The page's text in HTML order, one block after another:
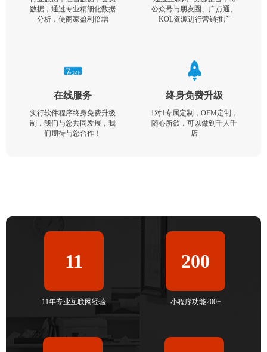
数据，通过专业精细化数据
分析，使商家盈利倍增
公众号与朋友圈、广点通、
KOL资源进行营销推广
在线服务
实行软件程序终身免费升级
制，我们与您共同发展，我
们期待与您合作！
终身免费升级
1对1专属定制，OEM定制，
随心所欲，可以做到千人千
店
11
11年专业互联网经验
200
小程序功能200+